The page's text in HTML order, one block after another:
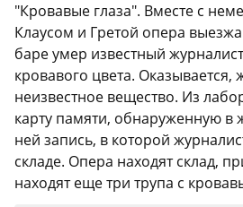
"Кровавые глаза". Вместе с
Клаусом и Гретой опера
баре умер известный
кровавого цвета. Оказывается,
неизвестное вещество. Из
карту памяти, обнаруженную в
ней запись, в которой
складе. Опера находят склад,
находят еще три трупа с